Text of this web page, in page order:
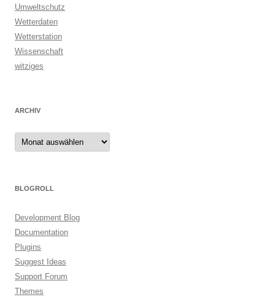
Umweltschutz
Wetterdaten
Wetterstation
Wissenschaft
witziges
ARCHIV
Archiv
BLOGROLL
Development Blog
Documentation
Plugins
Suggest Ideas
Support Forum
Themes